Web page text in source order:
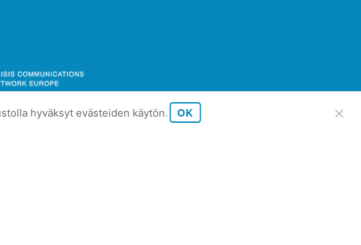
hyväksyt evästeiden käytön. OK